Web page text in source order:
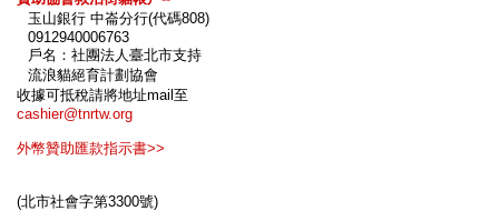
玉山銀行 中崙分行(代碼808)
0912940006763
戶名：社團法人臺北市支持
流浪貓絕育計劃協會
收據可抵稅請將地址mail至
cashier@tnrtw.org
外幣贊助匯款指示書>>
(北市社會字第3300號)